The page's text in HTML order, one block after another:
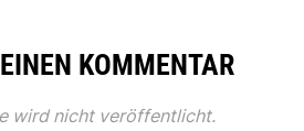
KOMMENTAR
wird nicht veröffentlicht.